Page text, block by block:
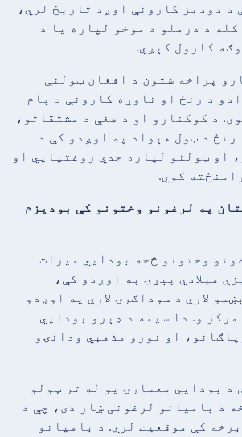
د دودیز کارونې اوږد تاریخ لري،
د درملو د موخو لپاره یا د
کارول کېږي.
پراخه شتون د افغان ټولنې
د رنځ او ناوړه کارونې د پام
د کوکنارو او د هغې د مشتقاتو،
رنځ د ټول هېواد په اوږدو کې د
او ټولنو لپاره جدي روغتیایي او
کوي.
په لرغونو وختونو کې بودیزم
وختونو څخه بودایي میراث
میلادي پېړۍ په اوږدو کې،
لارې د سوداګرۍ لارې په اوږدو
و. دا سیمه د ډېرو بودایي
او نورو مذهبي ودانۍو
د بودایي معمارۍ یو له تر ټولو
د بامیانو لرغونی ښار دی، چې د
کې موقعیت لري. د بامیانو